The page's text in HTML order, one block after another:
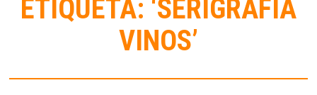
ETIQUETA: ‘SERIGRAFIA
VINOS’